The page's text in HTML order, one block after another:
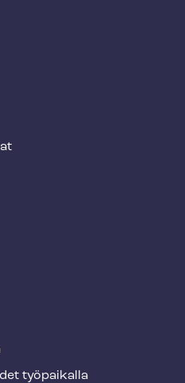
työpaikalla